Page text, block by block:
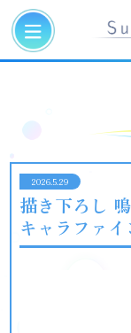
2026.5.29
描き下ろし
キャラファイ